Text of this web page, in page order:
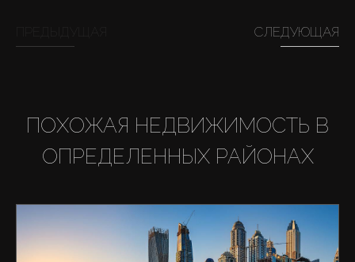
СЛЕДУЮЩАЯ
ПОХОЖАЯ НЕДВИЖИМОСТЬ В
ОПРЕДЕЛЕННЫХ РАЙОНАХ